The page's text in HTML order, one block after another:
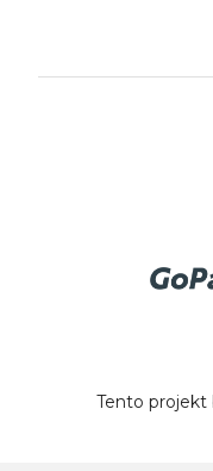
Tento projekt